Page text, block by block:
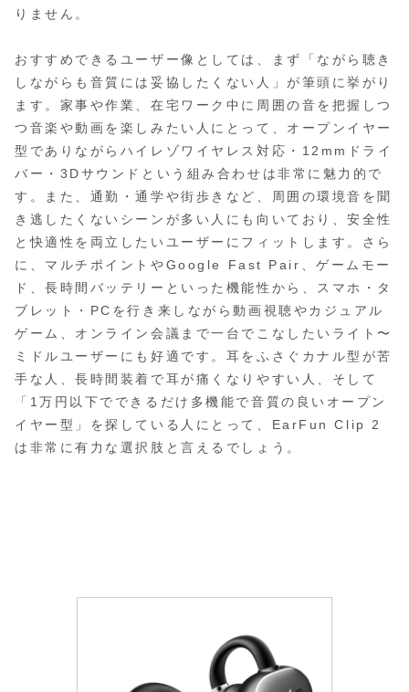
りません。
おすすめできるユーザー像としては、まず「ながら聴き
しながらも音質には妥協したくない人」が筆頭に挙がり
ます。家事や作業、在宅ワーク中に周囲の音を把握しつ
つ音楽や動画を楽しみたい人にとって、オープンイヤー
型でありながらハイレゾワイヤレス対応・12mmドライ
バー・3Dサウンドという組み合わせは非常に魅力的で
す。また、通勤・通学や街歩きなど、周囲の環境音を聞
き逃したくないシーンが多い人にも向いており、安全性
と快適性を両立したいユーザーにフィットします。さら
に、マルチポイントやGoogle Fast Pair、ゲームモー
ド、長時間バッテリーといった機能性から、スマホ・タ
ブレット・PCを行き来しながら動画視聴やカジュアル
ゲーム、オンライン会議まで一台でこなしたいライト〜
ミドルユーザーにも好適です。耳をふさぐカナル型が苦
手な人、長時間装着で耳が痛くなりやすい人、そして
「1万円以下でできるだけ多機能で音質の良いオープン
イヤー型」を探している人にとって、EarFun Clip 2
は非常に有力な選択肢と言えるでしょう。